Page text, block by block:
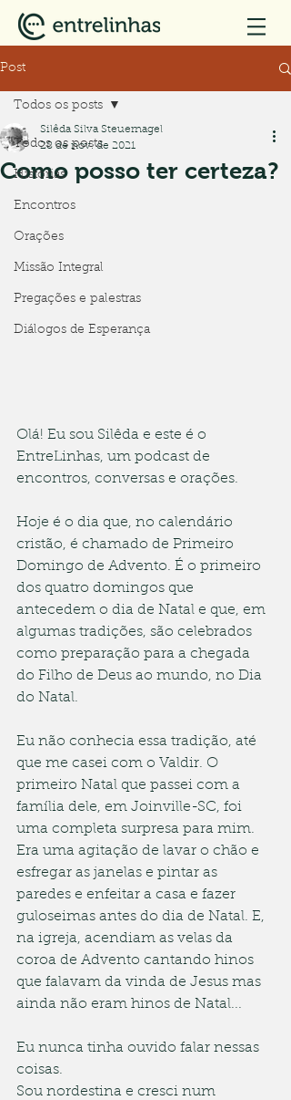
Post
Todos os posts
Histórias
Encontros
Orações
Missão Integral
Pregações e palestras
Diálogos de Esperança
Todos os posts
Como posso ter certeza?
Silêda Silva Steuernagel
28 de nov. de 2021
Olá! Eu sou Silêda e este é o
EntreLinhas, um podcast de
encontros, conversas e orações.
Hoje é o dia que, no calendário
cristão, é chamado de Primeiro
Domingo de Advento. É o primeiro
dos quatro domingos que
antecedem o dia de Natal e que, em
algumas tradições, são celebrados
como preparação para a chegada
do Filho de Deus ao mundo, no Dia
do Natal.
Eu não conhecia essa tradição, até
que me casei com o Valdir. O
primeiro Natal que passei com a
família dele, em Joinville-SC, foi
uma completa surpresa para mim.
Era uma agitação de lavar o chão e
esfregar as janelas e pintar as
paredes e enfeitar a casa e fazer
guloseimas antes do dia de Natal. E,
na igreja, acendiam as velas da
coroa de Advento cantando hinos
que falavam da vinda de Jesus mas
ainda não eram hinos de Natal...
Eu nunca tinha ouvido falar nessas
coisas.
Sou nordestina e cresci num